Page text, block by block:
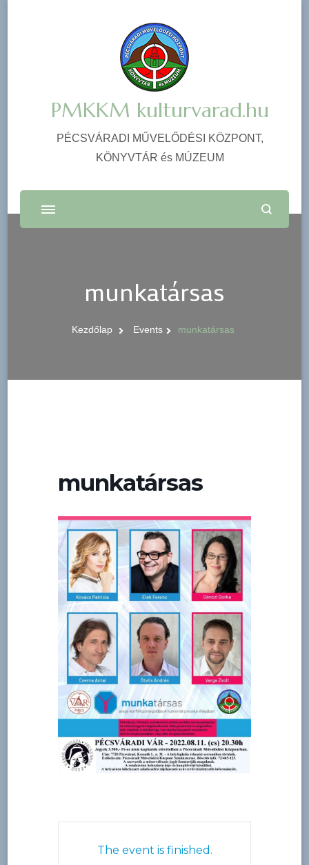
PMKKM kulturvarad.hu
PÉCSVÁRADI MŰVELŐDÉSI KÖZPONT,
KÖNYVTÁR és MÚZEUM
munkatársas
Kezdőlap Events munkatársas
munkatársas
The event is finished.